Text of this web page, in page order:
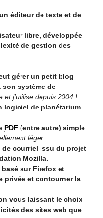
éditeur de texte et de
libre, développée
de gestion des
gérer un petit blog
son système de
et j’utilise depuis 2004 !
logiciel de planétarium
PDF (entre autre) simple
léger...
de courriel issu du projet
Mozilla.
sur Firefox et
privée et contourner la
vous laissant le choix
des sites web que